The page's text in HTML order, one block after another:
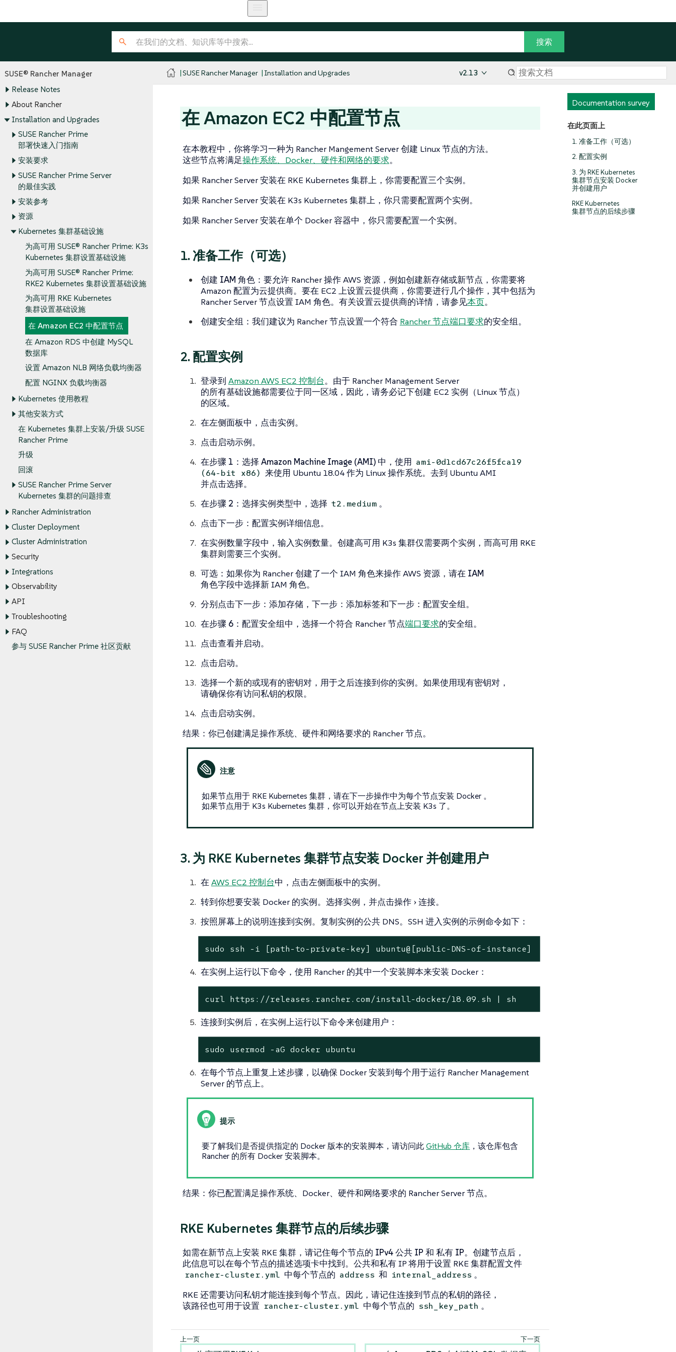
SUSE® Rancher Manager
Release Notes
About Rancher
Installation and Upgrades
SUSE Rancher Prime
部署快速入门指南
安装要求
SUSE Rancher Prime Server
的最佳实践
安装参考
资源
Kubernetes 集群基础设施
为高可用 SUSE® Rancher Prime: K3s
Kubernetes 集群设置基础设施
为高可用 SUSE® Rancher Prime:
RKE2 Kubernetes 集群设置基础设施
为高可用 RKE Kubernetes
集群设置基础设施
在 Amazon EC2 中配置节点
在 Amazon RDS 中创建 MySQL
数据库
设置 Amazon NLB 网络负载均衡器
配置 NGINX 负载均衡器
Kubernetes 使用教程
其他安装方式
在 Kubernetes 集群上安装/升级 SUSE
Rancher Prime
升级
回滚
SUSE Rancher Prime Server
Kubernetes 集群的问题排查
Rancher Administration
Cluster Deployment
Cluster Administration
Security
Integrations
Observability
API
Troubleshooting
FAQ
参与 SUSE Rancher Prime 社区贡献
SUSE Rancher Manager Installation and Upgrades v2.13
Documentation survey
在此页面上
1. 准备工作（可选）
2. 配置实例
3. 为 RKE Kubernetes
集群节点安装 Docker
并创建用户
RKE Kubernetes
集群节点的后续步骤
在 Amazon EC2 中配置节点
在本教程中，你将学习一种为 Rancher Mangement Server 创建 Linux 节点的方法。
这些节点将满足操作系统、Docker、硬件和网络的要求。
如果 Rancher Server 安装在 RKE Kubernetes 集群上，你需要配置三个实例。
如果 Rancher Server 安装在 K3s Kubernetes 集群上，你只需要配置两个实例。
如果 Rancher Server 安装在单个 Docker 容器中，你只需要配置一个实例。
1. 准备工作（可选）
创建 IAM 角色：要允许 Rancher 操作 AWS 资源，例如创建新存储或新节点，你需要将
Amazon 配置为云提供商。要在 EC2 上设置云提供商，你需要进行几个操作，其中包括为
Rancher Server 节点设置 IAM 角色。有关设置云提供商的详情，请参见本页。
创建安全组 ：我们建议为 Rancher 节点设置一个符合 Rancher 节点端口要求的安全组。
2. 配置实例
登录到 Amazon AWS EC2 控制台。由于 Rancher Management Server
的所有基础设施都需要位于同一区域，因此，请务必记下创建 EC2 实例（Linux 节点）
的区域。
在左侧面板中，点击实例。
点击启动示例。
在步骤 1：选择 Amazon Machine Image (AMI)中，使用 ami-0d1cd67c26f5fca19
(64-bit x86) 来使用 Ubuntu 18.04 作为 Linux 操作系统。去到 Ubuntu AMI
并点击选择。
在步骤 2：选择实例类型中，选择 t2.medium 。
点击下一步：配置实例详细信息。
在实例数量字段中，输入实例数量。创建高可用 K3s 集群仅需要两个实例，而高可用 RKE
集群则需要三个实例。
可选：如果你为 Rancher 创建了一个 IAM 角色来操作 AWS 资源，请在 IAM
角色字段中选择新 IAM 角色。
分别点击下一步：添加存储， 下一步：添加标签和下一步：配置安全组。
在步骤 6：配置安全组中，选择一个符合 Rancher 节点端口要求的安全组。
点击查看并启动。
点击启动。
选择一个新的或现有的密钥对，用于之后连接到你的实例。如果使用现有密钥对，
请确保你有访问私钥的权限。
点击启动实例。
结果 ：你已创建满足操作系统、硬件和网络要求的 Rancher 节点。
如果节点用于 RKE Kubernetes 集群，请在下一步操作中为每个节点安装 Docker 。
如果节点用于 K3s Kubernetes 集群，你可以开始在节点上安装 K3s 了。
3. 为 RKE Kubernetes 集群节点安装 Docker 并创建用户
在 AWS EC2 控制台中，点击左侧面板中的实例。
转到你想要安装 Docker 的实例。选择实例，并点击操作 连接。
按照屏幕上的说明连接到实例。复制实例的公共 DNS。SSH 进入实例的示例命令如下：
sudo ssh -i [path-to-private-key] ubuntu@[public-DNS-of-instance]
在实例上运行以下命令，使用 Rancher 的其中一个安装脚本来安装 Docker：
curl https://releases.rancher.com/install-docker/18.09.sh | sh
连接到实例后，在实例上运行以下命令来创建用户：
sudo usermod -aG docker ubuntu
在每个节点上重复上述步骤，以确保 Docker 安装到每个用于运行 Rancher Management
Server 的节点上。
要了解我们是否提供指定的 Docker 版本的安装脚本，请访问此GitHub 仓库 ，该仓库包含
Rancher 的所有 Docker 安装脚本。
结果 ：你已配置满足操作系统、Docker、硬件和网络要求的 Rancher Server 节点。
RKE Kubernetes 集群节点的后续步骤
如需在新节点上安装 RKE 集群，请记住每个节点的 IPv4 公共 IP 和 私有 IP。创建节点后，
此信息可以在每个节点的描述选项卡中找到。公共和私有 IP 将用于设置 RKE 集群配置文件
rancher-cluster.yml 中每个节点的 address 和 internal_address 。
RKE 还需要访问私钥才能连接到每个节点。因此，请记住连接到节点的私钥的路径，
该路径也可用于设置 rancher-cluster.yml 中每个节点的 ssh_key_path 。